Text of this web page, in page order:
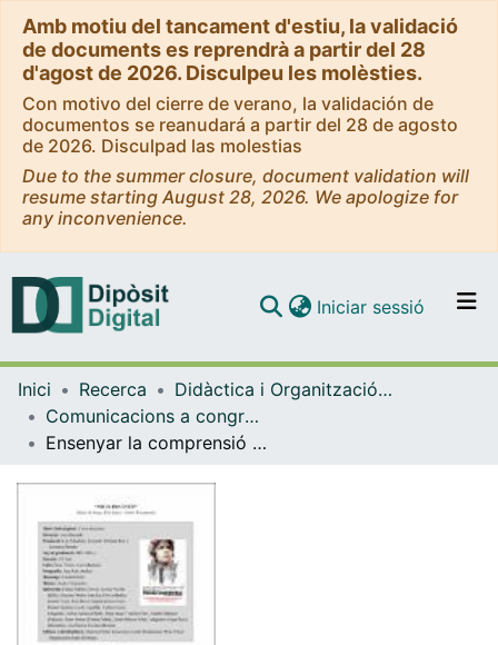
Amb motiu del tancament d'estiu, la validació
de documents es reprendrà a partir del 28
d'agost de 2026. Disculpeu les molèsties.
Con motivo del cierre de verano, la validación de
documentos se reanudará a partir del 28 de agosto
de 2026. Disculpad las molestias
Due to the summer closure, document validation will
resume starting August 28, 2026. We apologize for
any inconvenience.
Navega per tot el DD
Com publicar
Iniciar sessió (current)
Inici Recerca
Didàctica i Organització Educativa
Comunicacions a congressos (Didàctica i Organització Educativa)
Ensenyar la comprensió a partir de "Hoy empieza todo" y "Voces inocentes". "Voces inocentes"